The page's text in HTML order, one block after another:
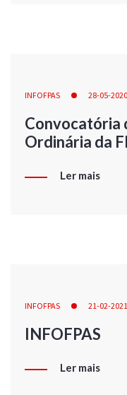
INFOFPAS 28-05-2020
Convocatória
Ordinária da
Ler mais
INFOFPAS 21-02-2021
INFOFPAS
Ler mais